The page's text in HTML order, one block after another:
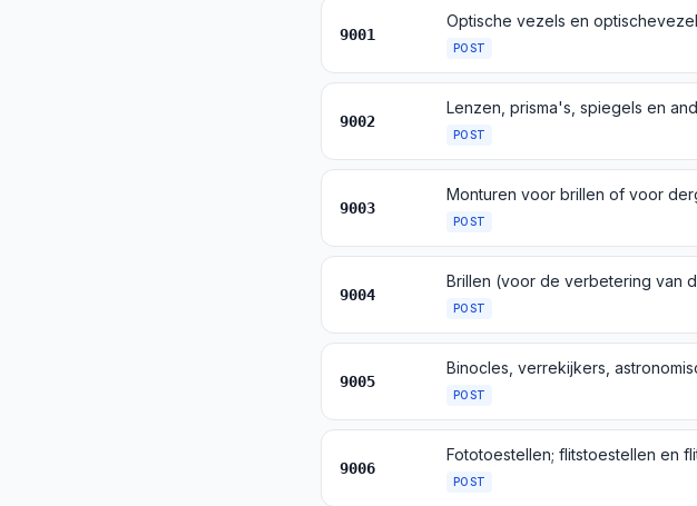
9001
POST
9002
POST
9003
Monturen voor brillen of voor
POST
9004
POST
9005
POST
9006
POST